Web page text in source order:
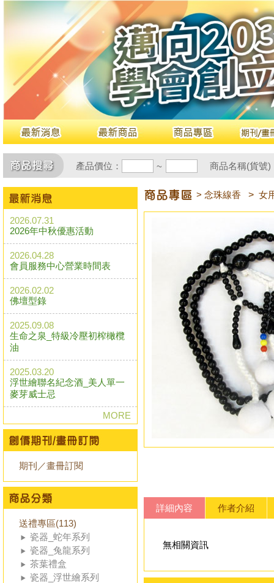
產品價位： ~ 商品名稱(貨號
2026.07.31
2026年中秋優惠活動
2026.04.28
會員服務中心營業時間表
2026.02.02
佛壇型錄
2025.09.08
生命之泉_特級冷壓初榨橄欖
油
2025.03.20
浮世繪聯名紀念酒_美人單一
麥芽威士忌
MORE
期刊／畫冊訂閱
送禮專區(113)
瓷器_蛇年系列
瓷器_兔龍系列
茶葉禮盒
瓷器_浮世繪系列
> 念珠線香 > 女
詳細內容 作者介紹
無相關資訊